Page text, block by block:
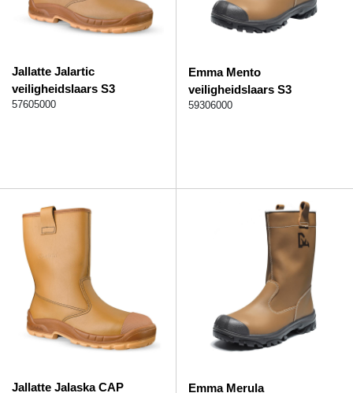
Jallatte Jalartic
veiligheidslaars S3
57605000
Emma Mento
veiligheidslaars S3
59306000
Jallatte Jalaska CAP
Emma Merula